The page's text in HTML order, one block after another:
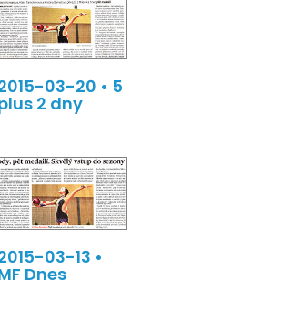
03-20 • 5
2 dny
03-13 •
Dnes